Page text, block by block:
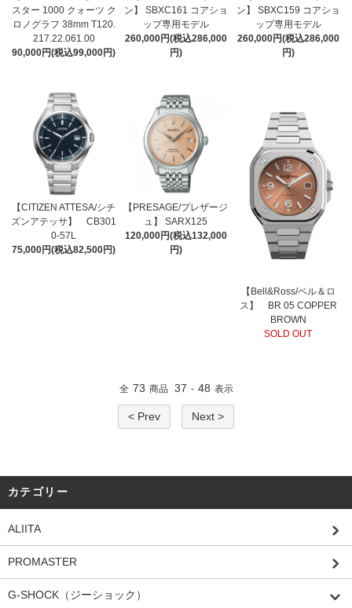
スター 1000 クォーツ ク
ロノグラフ 38mm T120.
217.22.061.00
90,000円(税込99,000円)
ン】 SBXC161 コアショ
ップ専用モデル
260,000円(税込286,000
円)
ン】 SBXC159 コアショ
ップ専用モデル
260,000円(税込286,000
円)
【CITIZEN ATTESA/シチ
ズンアテッサ】 CB301
0-57L
75,000円(税込82,500円)
【PRESAGE/プレザージ
ュ】 SARX125
120,000円(税込132,000
円)
【Bell&Ross/ベル＆ロ
ス】 BR 05 COPPER
BROWN
SOLD OUT
全 73 商品 37 - 48 表示
< Prev Next >
カテゴリー
ALIITA
PROMASTER
G-SHOCK（ジーショック）